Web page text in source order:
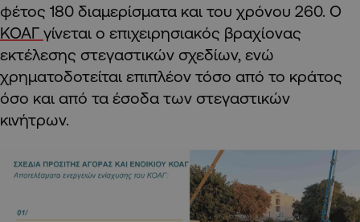
φέτος 180 διαμερίσματα και του χρόνου 260. Ο
ΚΟΑΓ γίνεται ο επιχειρησιακός βραχίονας
εκτέλεσης στεγαστικών σχεδίων, ενώ
χρηματοδοτείται επιπλέον τόσο από το κράτος
όσο και από τα έσοδα των στεγαστικών
κινήτρων.